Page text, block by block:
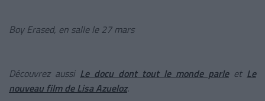
Boy Erased, en salle le 27 mars
Découvrez aussi Le docu dont tout le monde parleet Le
nouveau film de Lisa Azueloz.